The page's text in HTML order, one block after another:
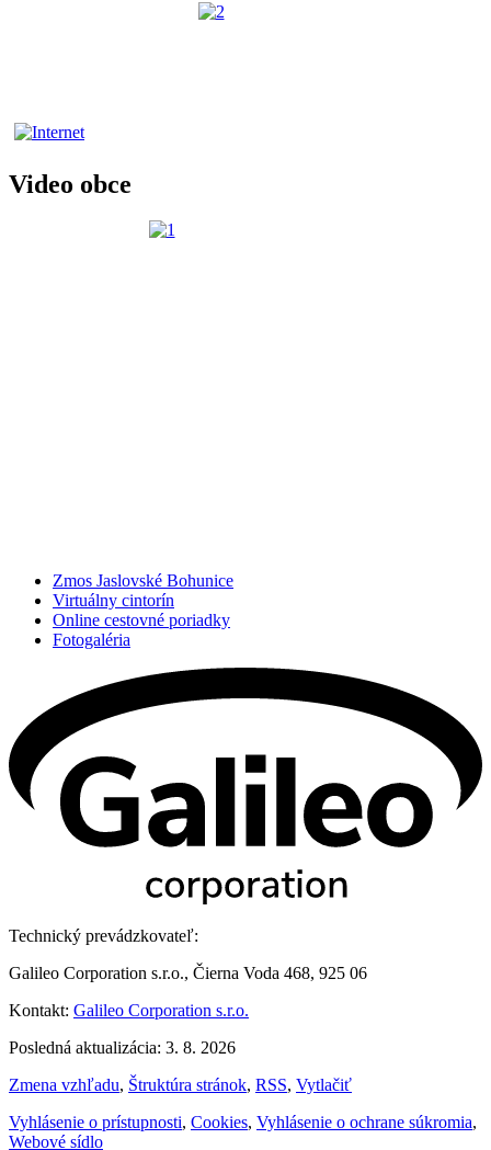
Video obce
Zmos Jaslovské Bohunice
Virtuálny cintorín
Online cestovné poriadky
Fotogaléria
Technický prevádzkovateľ:
Galileo Corporation s.r.o., Čierna Voda 468, 925 06
Kontakt: Galileo Corporation s.r.o.
Posledná aktualizácia: 3. 8. 2026
Zmena vzhľadu, Štruktúra stránok, RSS, Vytlačiť
Vyhlásenie o prístupnosti, Cookies, Vyhlásenie o ochrane súkromia,
Webové sídlo